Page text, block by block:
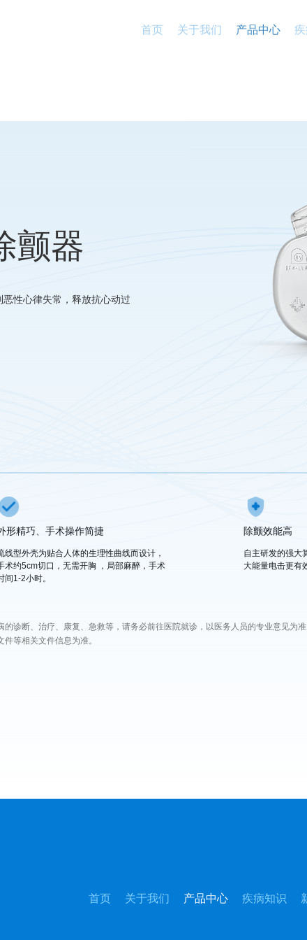
首页 关于我们 产品中心
颤器
性心律失常，释放抗心动过
形精巧、手术操作简捷
线型外壳为贴合人体的生理性曲线而设计，
术约5cm切口，无需开胸 ，局部麻醉，手术
间1-2小时。
除颤效能高
自主研发的强大
大能量电击更有
诊断、治疗、康复、急救等，请务必前往医院就诊，以医务人员的专业意见为
等相关文件信息为准。
首页 关于我们 产品中心 疾病知识